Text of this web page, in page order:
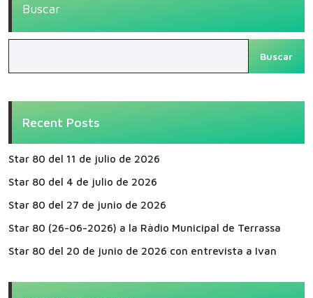
Buscar
Buscar
Recent Posts
Star 80 del 11 de julio de 2026
Star 80 del 4 de julio de 2026
Star 80 del 27 de junio de 2026
Star 80 (26-06-2026) a la Ràdio Municipal de Terrassa
Star 80 del 20 de junio de 2026 con entrevista a Ivan